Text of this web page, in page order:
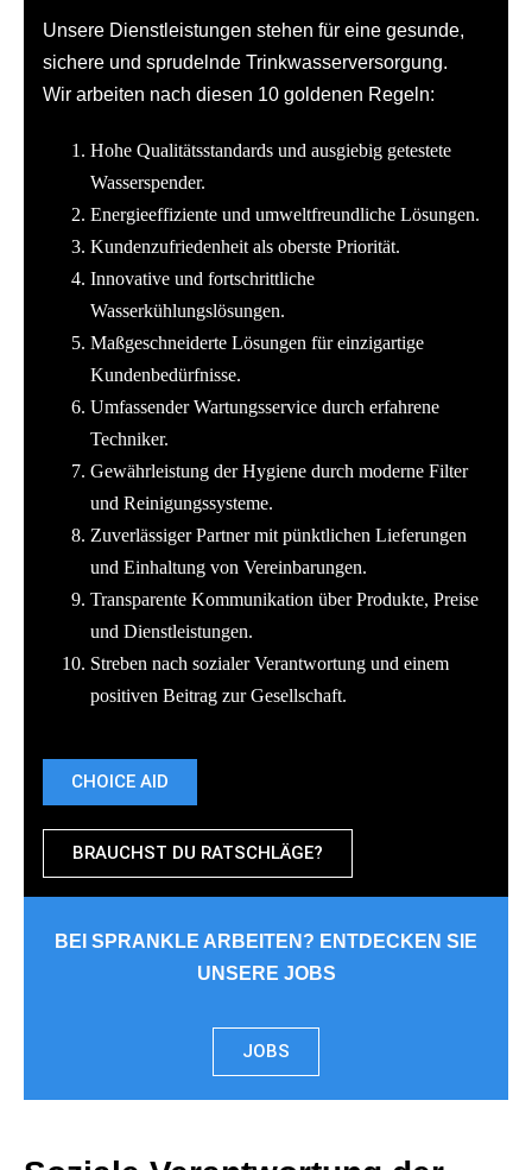
Unsere Dienstleistungen stehen für eine gesunde,
sichere und sprudelnde Trinkwasserversorgung.
Wir arbeiten nach diesen 10 goldenen Regeln:
Hohe Qualitätsstandards und ausgiebig getestete
Wasserspender.
Energieeffiziente und umweltfreundliche Lösungen.
Kundenzufriedenheit als oberste Priorität.
Innovative und fortschrittliche
Wasserkühlungslösungen.
Maßgeschneiderte Lösungen für einzigartige
Kundenbedürfnisse.
Umfassender Wartungsservice durch erfahrene
Techniker.
Gewährleistung der Hygiene durch moderne Filter
und Reinigungssysteme.
Zuverlässiger Partner mit pünktlichen Lieferungen
und Einhaltung von Vereinbarungen.
Transparente Kommunikation über Produkte, Preise
und Dienstleistungen.
Streben nach sozialer Verantwortung und einem
positiven Beitrag zur Gesellschaft.
CHOICE AID
BRAUCHST DU RATSCHLÄGE?
BEI SPRANKLE ARBEITEN? ENTDECKEN SIE
UNSERE JOBS
JOBS